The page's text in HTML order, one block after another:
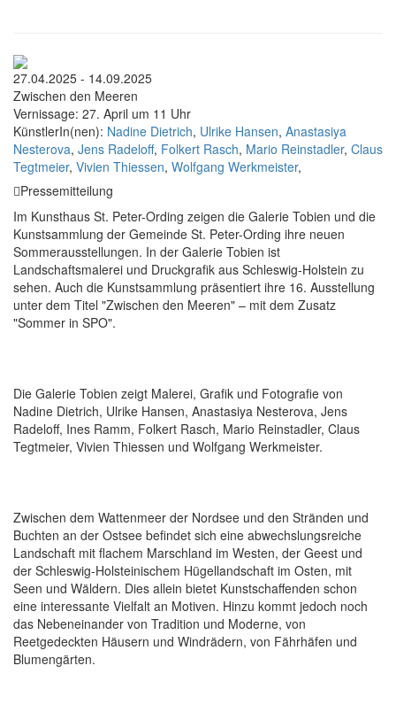
27.04.2025 - 14.09.2025
Zwischen den Meeren
Vernissage: 27. April um 11 Uhr
KünstlerIn(nen): Nadine Dietrich, Ulrike Hansen, Anastasiya
Nesterova, Jens Radeloff, Folkert Rasch, Mario Reinstadler, Claus
Tegtmeier, Vivien Thiessen, Wolfgang Werkmeister,
Pressemitteilung
Im Kunsthaus St. Peter-Ording zeigen die Galerie Tobien und die
Kunstsammlung der Gemeinde St. Peter-Ording ihre neuen
Sommerausstellungen. In der Galerie Tobien ist
Landschaftsmalerei und Druckgrafik aus Schleswig-Holstein zu
sehen. Auch die Kunstsammlung präsentiert ihre 16. Ausstellung
unter dem Titel "Zwischen den Meeren" – mit dem Zusatz
"Sommer in SPO".
Die Galerie Tobien zeigt Malerei, Grafik und Fotografie von
Nadine Dietrich, Ulrike Hansen, Anastasiya Nesterova, Jens
Radeloff, Ines Ramm, Folkert Rasch, Mario Reinstadler, Claus
Tegtmeier, Vivien Thiessen und Wolfgang Werkmeister.
Zwischen dem Wattenmeer der Nordsee und den Stränden und
Buchten an der Ostsee befindet sich eine abwechslungsreiche
Landschaft mit flachem Marschland im Westen, der Geest und
der Schleswig-Holsteinischem Hügellandschaft im Osten, mit
Seen und Wäldern. Dies allein bietet Kunstschaffenden schon
eine interessante Vielfalt an Motiven. Hinzu kommt jedoch noch
das Nebeneinander von Tradition und Moderne, von
Reetgedeckten Häusern und Windrädern, von Fährhäfen und
Blumengärten.